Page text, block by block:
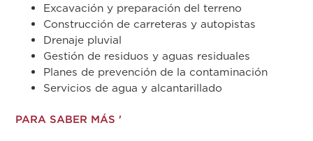
Excavación y preparación del terreno
Construcción de carreteras y autopistas
Drenaje pluvial
Gestión de residuos y aguas residuales
Planes de prevención de la contaminación
Servicios de agua y alcantarillado
PARA SABER MÁS '